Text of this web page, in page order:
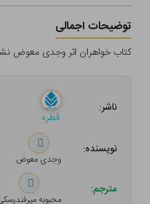
توضیحات اجمالی
کتاب خواهران اثر وجدی معوض
ناشر:
قطره
نویسنده:
وجدی معوض
مترجم:
محبوبه